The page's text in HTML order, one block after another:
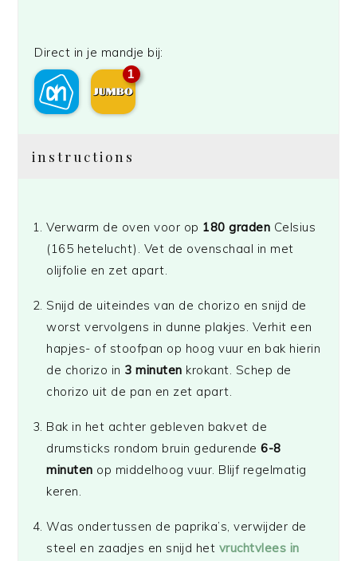
Direct in je mandje bij:
1
instructions
Verwarm de oven voor op 180 graden Celsius
(165 hetelucht). Vet de ovenschaal in met
olijfolie en zet apart.
Snijd de uiteindes van de chorizo en snijd de
worst vervolgens in dunne plakjes. Verhit een
hapjes- of stoofpan op hoog vuur en bak hierin
de chorizo in 3 minuten krokant. Schep de
chorizo uit de pan en zet apart.
Bak in het achter gebleven bakvet de
drumsticks rondom bruin gedurende6-8
minuten op middelhoog vuur. Blijf regelmatig
keren.
Was ondertussen de paprika’s, verwijder de
steel en zaadjes en snijd het vruchtvlees in